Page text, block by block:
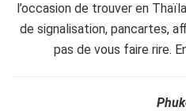
l’occasion de trouver en
de signalisation, pancartes,
pas de vous faire rire.